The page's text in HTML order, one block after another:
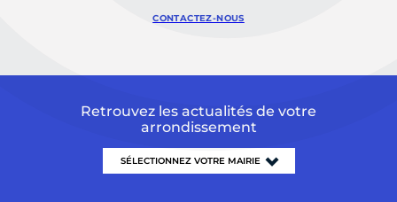
CONTACTEZ-NOUS
Retrouvez les actualités de votre
arrondissement